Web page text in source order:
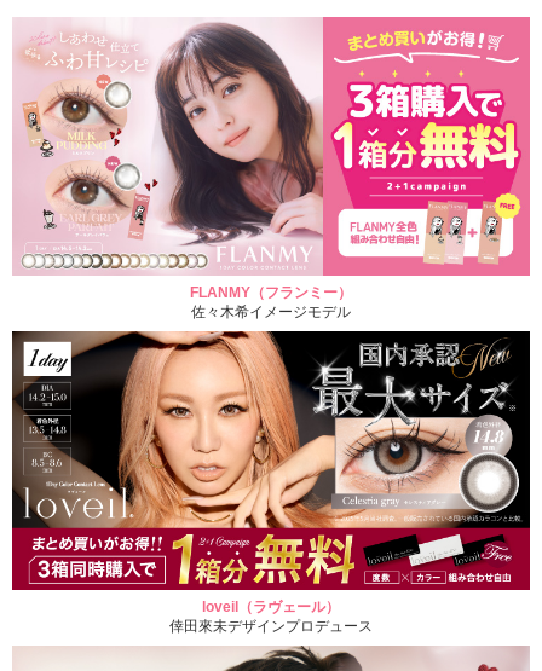
FLANMY（フランミー）
佐々木希イメージモデル
loveil（ラヴェール）
倖田來未デザインプロデュース